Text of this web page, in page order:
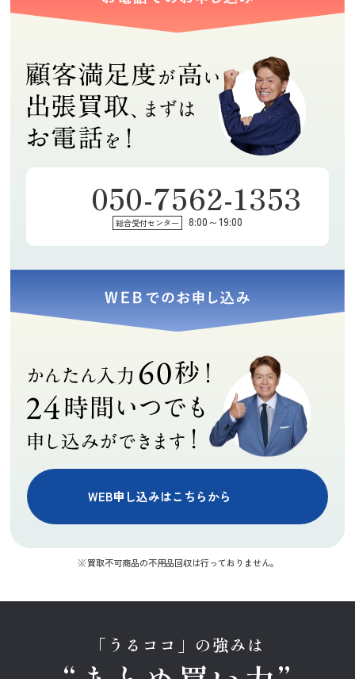
050-7562-1353
総合受付センター 8:00～19:00
WEB申し込みはこちらから
買取不可商品の不用品回収は行っておりません。
「うるココ」の強みは